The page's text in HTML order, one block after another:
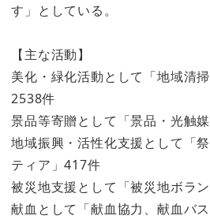
す」としている。
【主な活動】
美化・緑化活動として「地域清
2538件
景品等寄贈として「景品・光触
地域振興・活性化支援として「
ティア」417件
被災地支援として「被災地ボラ
献血として「献血協力、献血バ